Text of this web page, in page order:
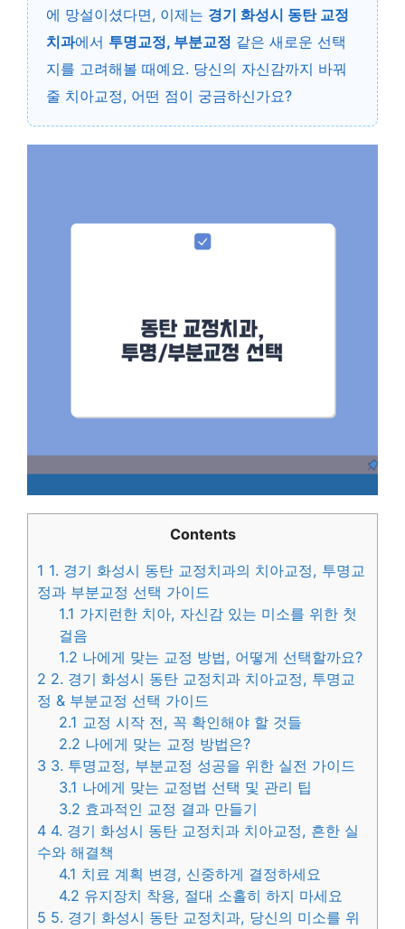
에 망설이셨다면, 이제는 경기 화성시 동탄 교정
치과에서 투명교정, 부분교정 같은 새로운 선택
지를 고려해볼 때예요. 당신의 자신감까지 바꿔
줄 치아교정, 어떤 점이 궁금하신가요?
Contents
1 1. 경기 화성시 동탄 교정치과의 치아교정, 투명교
정과 부분교정 선택 가이드
1.1 가지런한 치아, 자신감 있는 미소를 위한 첫
걸음
1.2 나에게 맞는 교정 방법, 어떻게 선택할까요?
2 2. 경기 화성시 동탄 교정치과 치아교정, 투명교
정 & 부분교정 선택 가이드
2.1 교정 시작 전, 꼭 확인해야 할 것들
2.2 나에게 맞는 교정 방법은?
3 3. 투명교정, 부분교정 성공을 위한 실전 가이드
3.1 나에게 맞는 교정법 선택 및 관리 팁
3.2 효과적인 교정 결과 만들기
4 4. 경기 화성시 동탄 교정치과 치아교정, 흔한 실
수와 해결책
4.1 치료 계획 변경, 신중하게 결정하세요
4.2 유지장치 착용, 절대 소홀히 하지 마세요
5 5. 경기 화성시 동탄 교정치과, 당신의 미소를 위